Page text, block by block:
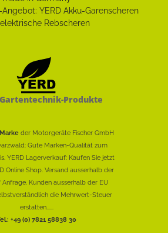
Produkte
Marke der Motorgeräte Fischer GmbH
Gute Marken-Qualität zum
YERD Lagerverkauf: Kaufen Sie jetzt
Online Shop. Versand ausserhalb der
Kunden ausserhalb der EU
die Mehrwert-Steuer
erstatten......
+49 (0) 7821 58838 30